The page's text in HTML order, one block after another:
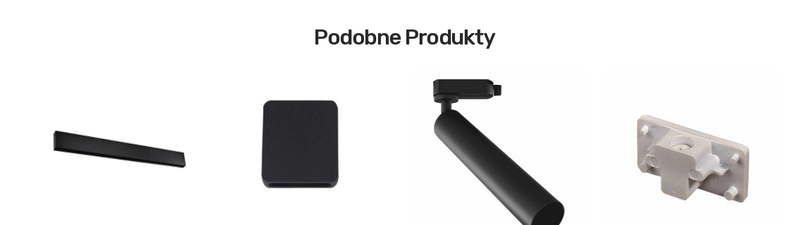
Podobne Produkty